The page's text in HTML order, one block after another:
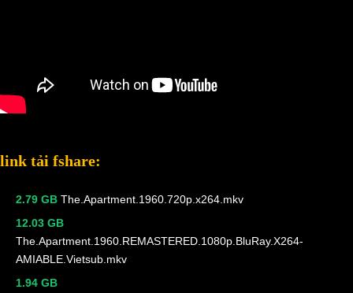
link tải fshare:
2.79 GBThe.Apartment.1960.720p.x264.mkv
12.03 GB
The.Apartment.1960.REMASTERED.1080p.BluRay.X264-
AMIABLE.Vietsub.mkv
1.94 GB